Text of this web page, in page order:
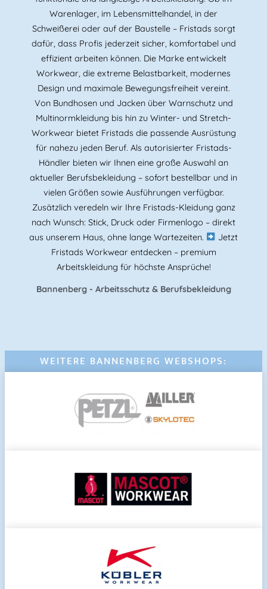
Warenlager, im Lebensmittelhandel, in der
Schweißerei oder auf der Baustelle – Fristads sorgt
dafür, dass Profis jederzeit sicher, komfortabel und
effizient arbeiten können. Die Marke entwickelt
Workwear, die extreme Belastbarkeit, modernes
Design und maximale Bewegungsfreiheit vereint.
Von Bundhosen und Jacken über Warnschutz und
Multinormkleidung bis hin zu Winter- und Stretch-
Workwear bietet Fristads die passende Ausrüstung
für nahezu jeden Beruf. Als autorisierter Fristads-
Händler bieten wir Ihnen eine große Auswahl an
aktueller Berufsbekleidung – sofort bestellbar und in
vielen Größen sowie Ausführungen verfügbar.
Zusätzlich veredeln wir Ihre Fristads-Kleidung ganz
nach Wunsch: Stick, Druck oder Firmenlogo – direkt
aus unserem Haus, ohne lange Wartezeiten.
Jetzt
Fristads Workwear entdecken – premium
Arbeitskleidung für höchste Ansprüche!
Bannenberg - Arbeitsschutz & Berufsbekleidung
WEITERE BANNENBERG WEBSHOPS: